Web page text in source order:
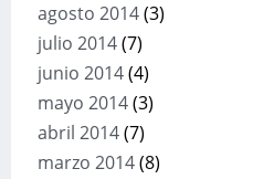
agosto 2014(3)
julio 2014(7)
junio 2014(4)
mayo 2014(3)
abril 2014(7)
marzo 2014(8)